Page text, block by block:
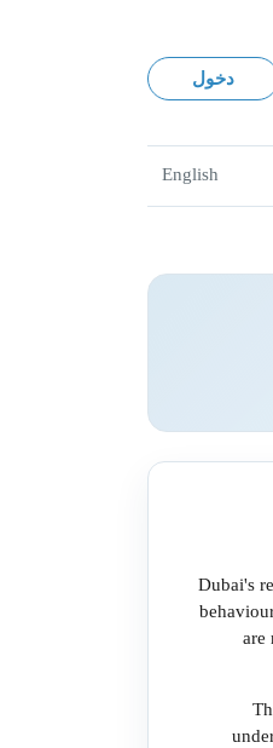
دخول
English
Dubai's
are